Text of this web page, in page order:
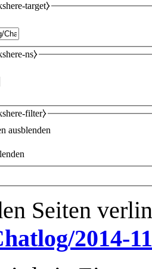
target⧽
ns⧽
filter⧽
ausblenden
Seiten
2014-